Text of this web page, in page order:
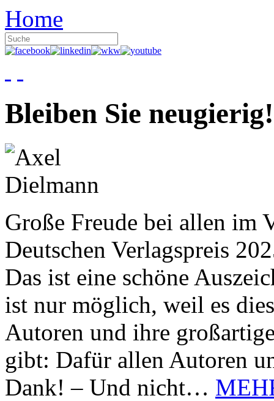
Home
Bleiben Sie neugierig!
Große Freude bei allen im
Deutschen Verlagspreis
Das ist eine schöne
ist nur möglich, weil es
Autoren und ihre
gibt: Dafür allen Autoren
Dank! – Und nicht…